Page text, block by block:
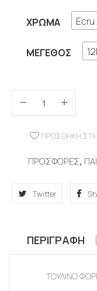
ΧΡΏΜΑ Ecru
ΜΈΓΕΘΟΣ
ΠΡΟΣΘΉΚΗ ΣΤΗ
ΠΡΟΣΦΟΡΕΣ,
Twitter
ΠΕΡΙΓΡΑΦΉ
ΤΟΥΛΙΝΟ